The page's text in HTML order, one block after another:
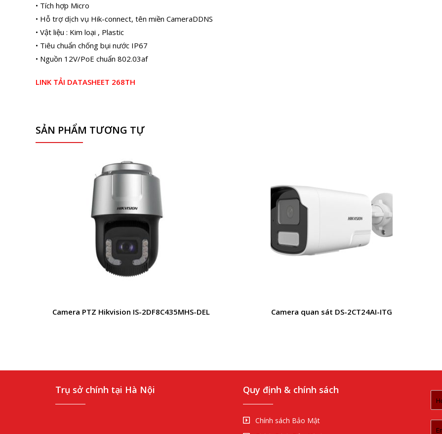
• Tích hợp Micro
• Hỗ trợ dịch vụ Hik-connect, tên miền CameraDDNS
• Vật liệu : Kim loại , Plastic
• Tiêu chuẩn chống bụi nước IP67
• Nguồn 12V/PoE chuẩn 802.03af
LINK TẢI DATASHEET 268TH
SẢN PHẨM TƯƠNG TỰ
Camera PTZ Hikvision IS-2DF8C435MHS-DEL Camera quan sát DS-2CT24AI-ITG
Trụ sở chính tại Hà Nội Quy định & chính sách
Chính sách Bảo Mật